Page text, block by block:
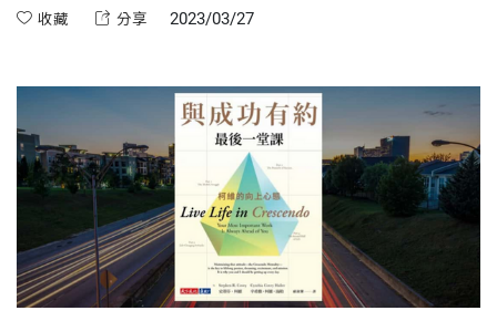
是他影響了許多人，教育出九個好子女，更有女兒可以克紹箕
收藏 分享 2023/03/27